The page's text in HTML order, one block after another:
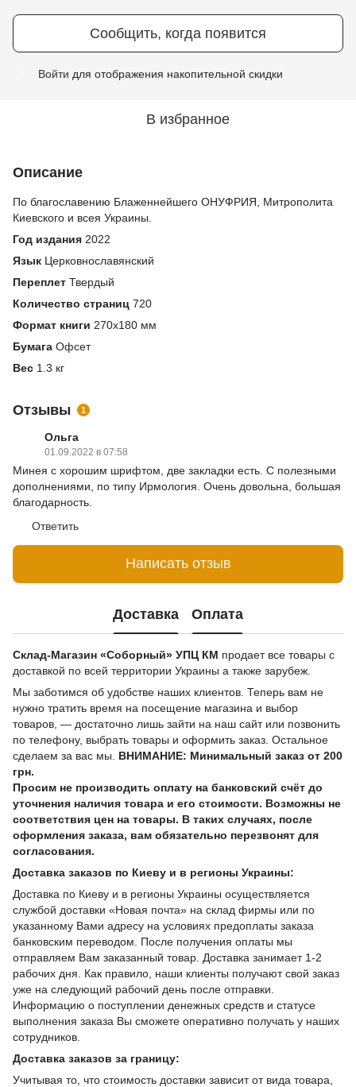
Сообщить, когда появится
Войти для отображения накопительной скидки
В избранное
Описание
По благославению Блаженнейшего ОНУФРИЯ, Митрополита
Киевского и всея Украины.
Год издания 2022
Язык Церковнославянский
Переплет Твердый
Количество страниц 720
Формат книги 270х180 мм
Бумага Офсет
Вес 1.3 кг
Отзывы 1
Ольга
01.09.2022 в 07:58
Минея с хорошим шрифтом, две закладки есть. С полезными
дополнениями, по типу Ирмология. Очень довольна, большая
благодарность.
Ответить
Написать отзыв
Доставка Оплата
Склад-Магазин «Соборный» УПЦ КМ продает все товары с
доставкой по всей территории Украины а также зарубеж.
Мы заботимся об удобстве наших клиентов. Теперь вам не
нужно тратить время на посещение магазина и выбор
товаров, — достаточно лишь зайти на наш сайт или позвонить
по телефону, выбрать товары и оформить заказ. Остальное
сделаем за вас мы. ВНИМАНИЕ: Минимальный заказ от 200
грн.
Просим не производить оплату на банковский счёт до
уточнения наличия товара и его стоимости. Возможны не
соответствия цен на товары. В таких случаях, после
оформления заказа, вам обязательно перезвонят для
согласования.
Доставка заказов по Киеву и в регионы Украины:
Доставка по Киеву и в регионы Украины осуществляется
службой доставки «Новая почта» на склад фирмы или по
указанному Вами адресу на условиях предоплаты заказа
банковским переводом. После получения оплаты мы
отправляем Вам заказанный товар. Доставка занимает 1-2
рабочих дня. Как правило, наши клиенты получают свой заказ
уже на следующий рабочий день после отправки.
Информацию о поступлении денежных средств и статусе
выполнения заказа Вы сможете оперативно получать у наших
сотрудников.
Доставка заказов за границу:
Учитывая то, что стоимость доставки зависит от вида товара,